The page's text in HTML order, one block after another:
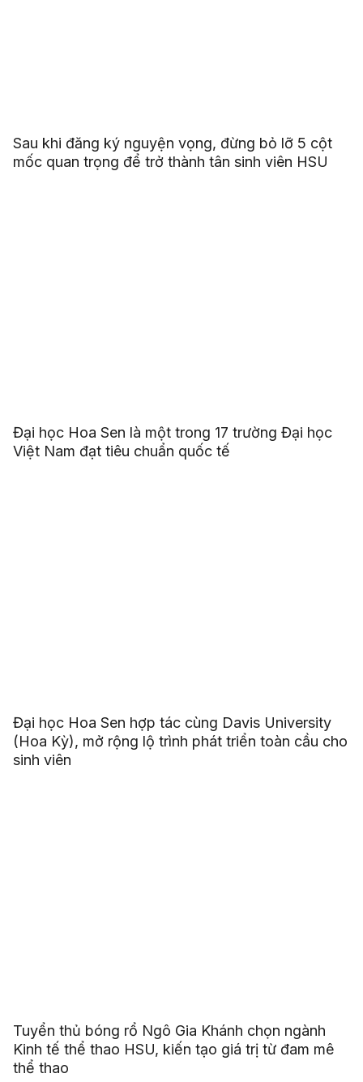
Sau khi đăng ký nguyện vọng, đừng bỏ lỡ 5 cột
mốc quan trọng để trở thành tân sinh viên HSU
Đại học Hoa Sen là một trong 17 trường Đại học
Việt Nam đạt tiêu chuẩn quốc tế
Đại học Hoa Sen hợp tác cùng Davis University
(Hoa Kỳ), mở rộng lộ trình phát triển toàn cầu cho
sinh viên
Tuyển thủ bóng rổ Ngô Gia Khánh chọn ngành
Kinh tế thể thao HSU, kiến tạo giá trị từ đam mê
thể thao